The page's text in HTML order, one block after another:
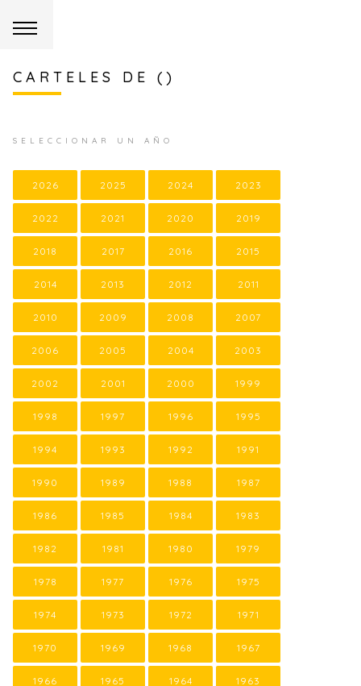
CARTELES DE ()
SELECCIONAR UN AÑO
2026 2025 2024 2023
2022 2021 2020 2019
2018 2017 2016 2015
2014 2013 2012 2011
2010 2009 2008 2007
2006 2005 2004 2003
2002 2001 2000 1999
1998 1997 1996 1995
1994 1993 1992 1991
1990 1989 1988 1987
1986 1985 1984 1983
1982 1981 1980 1979
1978 1977 1976 1975
1974 1973 1972 1971
1970 1969 1968 1967
1966 1965 1964 1963